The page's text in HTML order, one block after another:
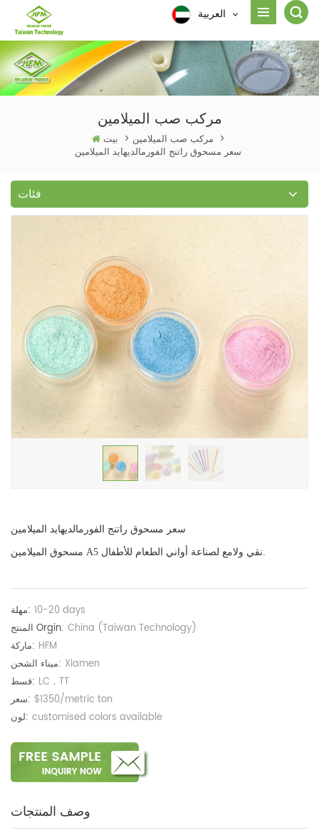
العربية
مركب صب الميلامين
بيت > مركب صب الميلامين >
سعر مسحوق راتنج الفورمالديهايد الميلامين
فئات
سعر مسحوق راتنج الفورمالديهايد الميلامين
مسحوق الميلامين A5 نقي ولامع لصناعة أواني الطعام للأطفال.
مهلة: 10-20 days
المنتج Orgin: China (Taiwan Technology)
ماركة: HFM
ميناء الشحن: Xiamen
قسط: LC，TT
سعر: $1350/metric ton
لون: customised colors available
وصف المنتجات